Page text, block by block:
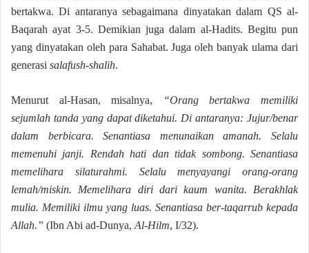
bertakwa. Di antaranya sebagaimana dinyatakan dalam QS al-
Baqarah ayat 3-5. Demikian juga dalam al-Hadits. Begitu pun
yang dinyatakan oleh para Sahabat. Juga oleh banyak ulama dari
generasi salafush-shalih.
Menurut al-Hasan, misalnya,
“Orang bertakwa memiliki
sejumlah tanda yang dapat diketahui. Di antaranya: Jujur/benar
dalam berbicara. Senantiasa menunaikan amanah. Selalu
memenuhi janji. Rendah hati dan tidak sombong. Senantiasa
memelihara silaturahmi. Selalu menyayangi orang-orang
lemah/miskin. Memelihara diri dari kaum wanita. Berakhlak
mulia. Memiliki ilmu yang luas. Senantiasa ber-taqarrub kepada
Allah.” (Ibn Abi ad-Dunya, Al-Hilm, I/32).